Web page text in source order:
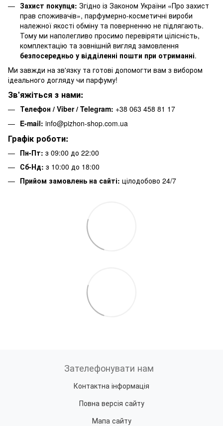
Захист покупця: Згідно із Законом України «Про захист
прав споживачів», парфумерно-косметичні вироби
належної якості обміну та поверненню не підлягають.
Тому ми наполегливо просимо перевіряти цілісність,
комплектацію та зовнішній вигляд замовлення
безпосередньо у відділенні пошти при отриманні.
Ми завжди на зв'язку та готові допомогти вам з вибором
ідеального догляду чи парфуму!
Зв'яжіться з нами:
Телефон / Viber / Telegram: +38 063 458 81 17
E-mail: info@pizhon-shop.com.ua
Графік роботи:
Пн-Пт: з 09:00 до 22:00
Сб-Нд: з 10:00 до 18:00
Прийом замовлень на сайті: цілодобово 24/7
Зателефонувати нам
Контактна інформація
Повна версія сайту
Мапа сайту